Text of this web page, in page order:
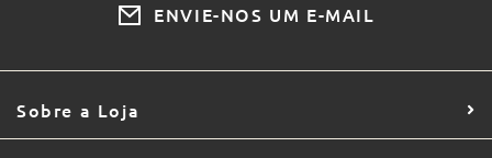
ENVIE-NOS UM E-MAIL
Sobre a Loja